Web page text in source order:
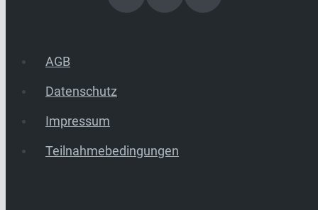
AGB
Datenschutz
Impressum
Teilnahmebedingungen